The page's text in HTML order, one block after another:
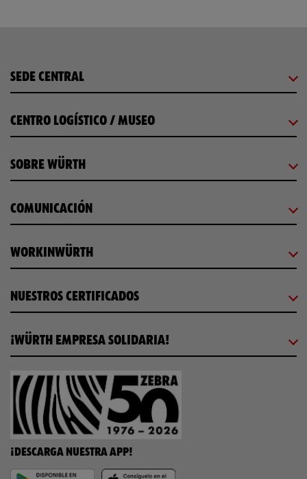
SEDE CENTRAL
CENTRO LOGÍSTICO / MUSEO
SOBRE WÜRTH
COMUNICACIÓN
WORKINWÜRTH
NUESTROS CERTIFICADOS
¡WÜRTH EMPRESA SOLIDARIA!
¡DESCARGA NUESTRA APP!